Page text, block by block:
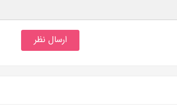
ارسال نظر